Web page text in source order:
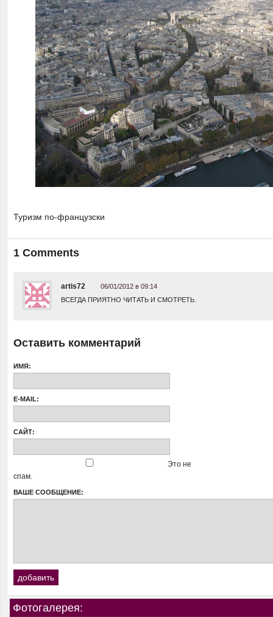
Туризм по-французски
1 Comments
artis72
06/01/2012 в 09:14
ВСЕГДА ПРИЯТНО ЧИТАТЬ И СМОТРЕТЬ.
Оставить комментарий
ИМЯ:
E-MAIL:
САЙТ:
Это не
спам.
ВАШЕ СООБЩЕНИЕ:
Фотогалерея: